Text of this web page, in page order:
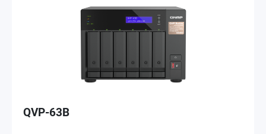
QVP-63B